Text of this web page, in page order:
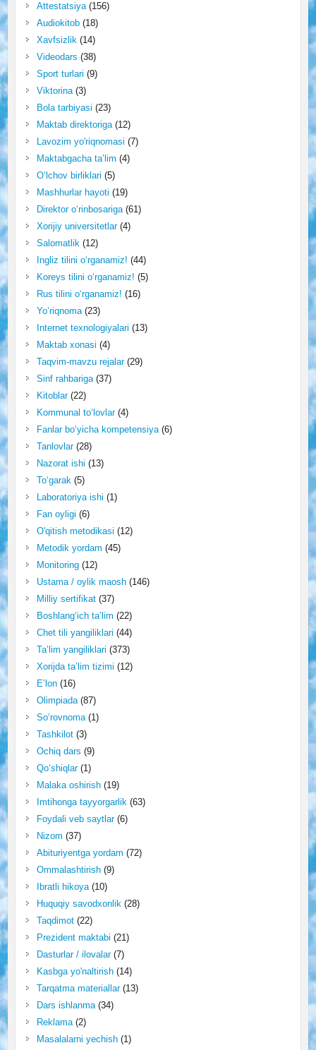
Attestatsiya(156)
Audiokitob(18)
Xavfsizlik(14)
Videodars (38)
Sport turlari (9)
Viktorina(3)
Bola tarbiyasi (23)
Maktab direktoriga(12)
Lavozim yo'riqnomasi (7)
Maktabgacha ta’lim (4)
O‘lchov birliklari (5)
Mashhurlar hayoti (19)
Direktor o‘rinbosariga(61)
Xorijiy universitetlar(4)
Salomatlik(12)
Ingliz tilini o‘rganamiz! (44)
Koreys tilini o‘rganamiz! (5)
Rus tilini o‘rganamiz! (16)
Yo‘riqnoma(23)
Internet texnologiyalari (13)
Maktab xonasi (4)
Taqvim-mavzu rejalar(29)
Sinf rahbariga(37)
Kitoblar(22)
Kommunal to‘lovlar(4)
Fanlar bo‘yicha kompetensiya(6)
Tanlovlar(28)
Nazorat ishi (13)
To‘garak(5)
Laboratoriya ishi (1)
Fan oyligi (6)
O'qitish metodikasi (12)
Metodik yordam (45)
Monitoring(12)
Ustama / oylik maosh(146)
Milliy sertifikat(37)
Boshlang‘ich ta’lim (22)
Chet tili yangiliklari (44)
Ta’lim yangiliklari (373)
Xorijda ta’lim tizimi (12)
E’lon(16)
Olimpiada(87)
So‘rovnoma(1)
Tashkilot(3)
Ochiq dars (9)
Qo‘shiqlar(1)
Malaka oshirish(19)
Imtihonga tayyorgarlik(63)
Foydali veb saytlar(6)
Nizom (37)
Abituriyentga yordam (72)
Ommalashtirish(9)
Ibratli hikoya(10)
Huquqiy savodxonlik(28)
Taqdimot(22)
Prezident maktabi (21)
Dasturlar / ilovalar(7)
Kasbga yo'naltirish(14)
Tarqatma materiallar(13)
Dars ishlanma(34)
Reklama(2)
Masalalarni yechish(1)